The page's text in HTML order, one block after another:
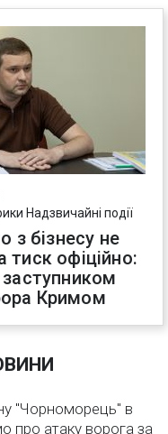
Надзвичайні події
з бізнесу не
тиск офіційно:
Кримом
"Чорноморець" в
про атаку ворога за